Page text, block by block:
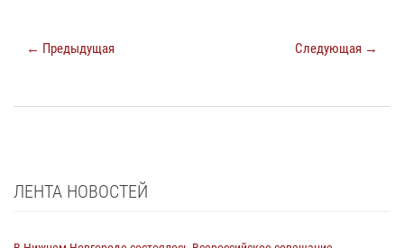
← Предыдущая Следующая →
ЛЕНТА НОВОСТЕЙ